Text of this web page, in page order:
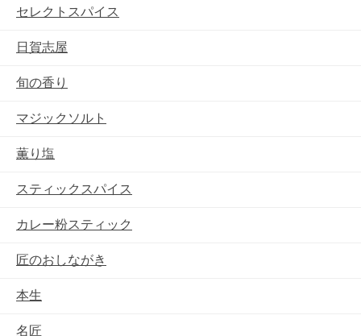
セレクトスパイス
日賀志屋
旬の香り
マジックソルト
薫り塩
スティックスパイス
カレー粉スティック
匠のおしながき
本生
名匠